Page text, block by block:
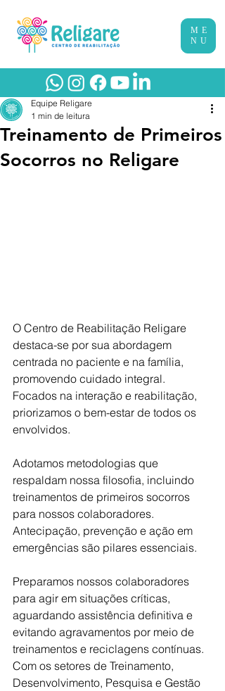
ME
NU
Treinamento de Primeiros
Socorros no Religare
Equipe Religare
1 min de leitura
O Centro de Reabilitação Religare
destaca-se por sua abordagem
centrada no paciente e na família,
promovendo cuidado integral.
Focados na interação e reabilitação,
priorizamos o bem-estar de todos os
envolvidos.
Adotamos metodologias que
respaldam nossa filosofia, incluindo
treinamentos de primeiros socorros
para nossos colaboradores.
Antecipação, prevenção e ação em
emergências são pilares essenciais.
Preparamos nossos colaboradores
para agir em situações críticas,
aguardando assistência definitiva e
evitando agravamentos por meio de
treinamentos e reciclagens contínuas.
Com os setores de Treinamento,
Desenvolvimento, Pesquisa e Gestão